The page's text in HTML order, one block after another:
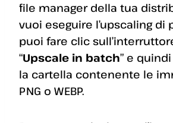
file manager della tua
vuoi eseguire l’upscaling di
puoi fare clic
“Upscale in batch” e
la cartella contenente le
PNG o WEBP.